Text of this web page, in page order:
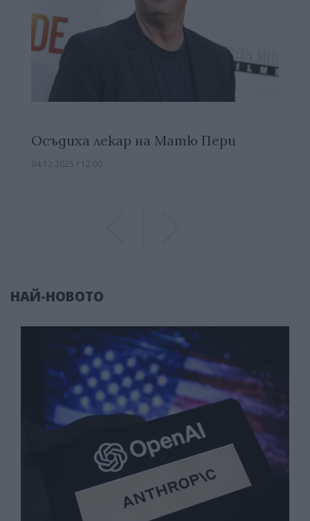
Осъдиха лекар на Матю Пери
04.12.2025 / 12:00
НАЙ-НОВОТО